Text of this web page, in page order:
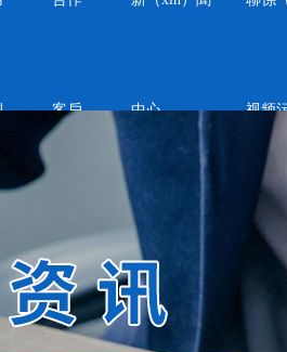
客戶 中心 视频